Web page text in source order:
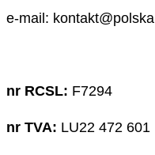
e-mail:
nr RCSL: F7294
nr TVA: LU22 472 601